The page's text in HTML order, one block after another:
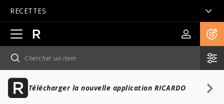
RECETTES
Ouvrir
la
navigation
principale
Télécharger la nouvelle application RICARDO